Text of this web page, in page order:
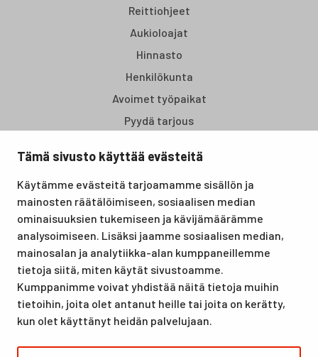
Tämä sivusto käyttää evästeitä
Käytämme evästeitä tarjoamamme sisällön ja
mainosten räätälöimiseen, sosiaalisen median
ominaisuuksien tukemiseen ja kävijämäärämme
analysoimiseen. Lisäksi jaamme sosiaalisen median,
mainosalan ja analytiikka-alan kumppaneillemme
tietoja siitä, miten käytät sivustoamme.
Kumppanimme voivat yhdistää näitä tietoja muihin
tietoihin, joita olet antanut heille tai joita on kerätty,
kun olet käyttänyt heidän palvelujaan.
Reittiohjeet
Aukioloajat
Hinnasto
Henkilökunta
Avoimet työpaikat
Pyydä tarjous
koulutus- ja vapaa-ajan keskus, joka tarjoaa puitteet niin
lomille, harrastuksille kuin kansainvälisen tason
urheilutapahtumillekin. Santasport on myös virallinen
olympiavalmennuskeskus lumi- ja jääurheilulajeissa sekä
taitovalmennuksessa.